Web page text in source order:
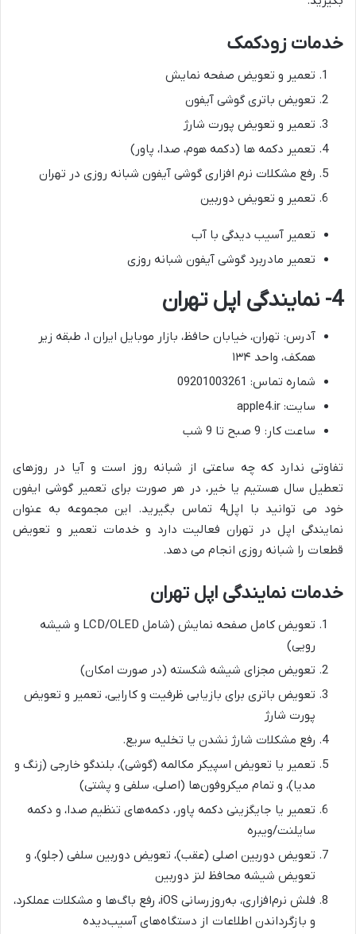
خدمات زودکمک
تعمیر و تعویض صفحه نمایش
تعویض باتری گوشی آیفون
تعمیر و تعویض پورت شارژ
تعمیر دکمه ها (دکمه هوم، صدا، پاور)
رفع مشکلات نرم افزاری گوشی آیفون شبانه روزی در تهران
تعمیر و تعویض دوربین
تعمیر آسیب دیدگی با آب
تعمیر مادربرد گوشی آیفون شبانه روزی
4- نمایندگی اپل تهران
آدرس: تهران، خیابان حافظ، بازار موبایل ایران ۱، طبقه زیر
همکف، واحد ۱۳۴
شماره تماس: 09201003261
سایت: apple4.ir
ساعت کار: 9 صبح تا 9 شب
تفاوتی ندارد که چه ساعتی از شبانه روز است و آیا در روزهای
تعطیل سال هستیم یا خیر، در هر صورت برای تعمیر گوشی ایفون
خود می توانید با اپل4 تماس بگیرید. این مجموعه به عنوان
نمایندگی اپل در تهران فعالیت دارد و خدمات تعمیر و تعویض
قطعات را شبانه روزی انجام می دهد.
خدمات نمایندگی اپل تهران
تعویض کامل صفحه نمایش (شامل LCD/OLED و شیشه
رویی)
تعویض مجزای شیشه شکسته (در صورت امکان)
تعویض باتری برای بازیابی ظرفیت و کارایی، تعمیر و تعویض
پورت شارژ
رفع مشکلات شارژ نشدن یا تخلیه سریع.
تعمیر یا تعویض اسپیکر مکالمه (گوشی)، بلندگو خارجی (زنگ و
مدیا)، و تمام میکروفون‌ها (اصلی، سلفی و پشتی)
تعمیر یا جایگزینی دکمه پاور، دکمه‌های تنظیم صدا، و دکمه
سایلنت/ویبره
تعویض دوربین اصلی (عقب)، تعویض دوربین سلفی (جلو)، و
تعویض شیشه محافظ لنز دوربین
فلش نرم‌افزاری، به‌روزرسانی iOS، رفع باگ‌ها و مشکلات عملکرد،
و بازگرداندن اطلاعات از دستگاه‌های آسیب‌دیده